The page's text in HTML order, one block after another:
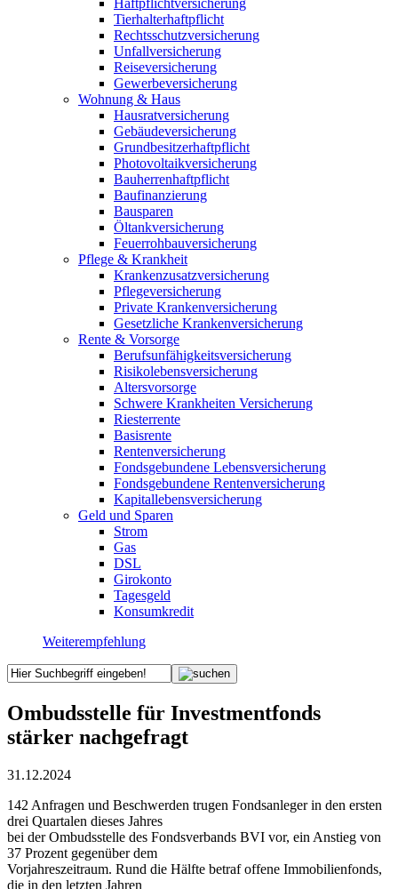
Tierhalterhaftpflicht
Rechtsschutzversicherung
Unfallversicherung
Reiseversicherung
Gewerbeversicherung
Wohnung & Haus
Hausratversicherung
Gebäudeversicherung
Grundbesitzerhaftpflicht
Photovoltaikversicherung
Bauherrenhaftpflicht
Baufinanzierung
Bausparen
Öltankversicherung
Feuerrohbauversicherung
Pflege & Krankheit
Krankenzusatzversicherung
Pflegeversicherung
Private Krankenversicherung
Gesetzliche Krankenversicherung
Rente & Vorsorge
Berufs­unfähigkeitsversicherung
Risikolebensversicherung
Altersvorsorge
Schwere Krankheiten Versicherung
Riesterrente
Basisrente
Rentenversicherung
Fondsgebundene Lebensversicherung
Fondsgebundene Rentenversicherung
Kapitallebensversicherung
Geld und Sparen
Strom
Gas
DSL
Girokonto
Tagesgeld
Konsumkredit
Weiterempfehlung
Ombudsstelle für Investmentfonds
stärker nachgefragt
31.12.2024
142 Anfragen und Beschwerden trugen Fondsanleger in den ersten
drei Quartalen dieses Jahres
bei der Ombudsstelle des Fondsverbands BVI vor, ein Anstieg von
37 Prozent gegenüber dem
Vorjahreszeitraum. Rund die Hälfte betraf offene Immobilienfonds,
die in den letzten Jahren